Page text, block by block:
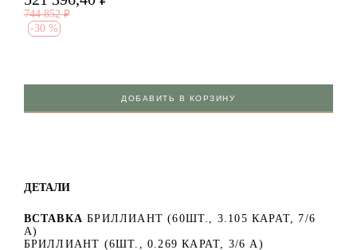
744 852 ₽
-30 %
ДОБАВИТЬ В КОРЗИНУ
ДЕТАЛИ
ВСТАВКА БРИЛЛИАНТ (60ШТ., 3.105 КАРАТ, 7/6
А)
БРИЛЛИАНТ (6ШТ., 0.269 КАРАТ, 3/6 А)